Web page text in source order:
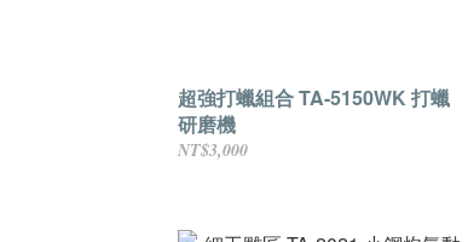
超強打蠟組合 TA-5150WK 打蠟
研磨機
NT$3,000